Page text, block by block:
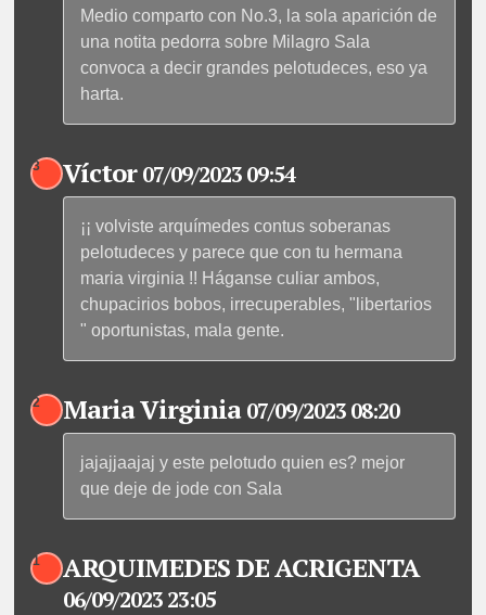
Medio comparto con No.3, la sola aparición de
una notita pedorra sobre Milagro Sala
convoca a decir grandes pelotudeces, eso ya
harta.
3 Víctor 07/09/2023 09:54
¡¡ volviste arquímedes contus soberanas
pelotudeces y parece que con tu hermana
maria virginia !! Háganse culiar ambos,
chupacirios bobos, irrecuperables, "libertarios
" oportunistas, mala gente.
2 Maria Virginia 07/09/2023 08:20
jajajjaajaj y este pelotudo quien es? mejor
que deje de jode con Sala
1 ARQUIMEDES DE ACRIGENTA
06/09/2023 23:05